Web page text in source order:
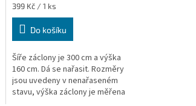
Měrná
cena:
399 Kč / 1 ks
Do košíku
Šíře záclony je 300 cm a výška
160 cm. Dá se nařasit. Rozměry
jsou uvedeny v nenařaseném
stavu, výška záclony je měřena